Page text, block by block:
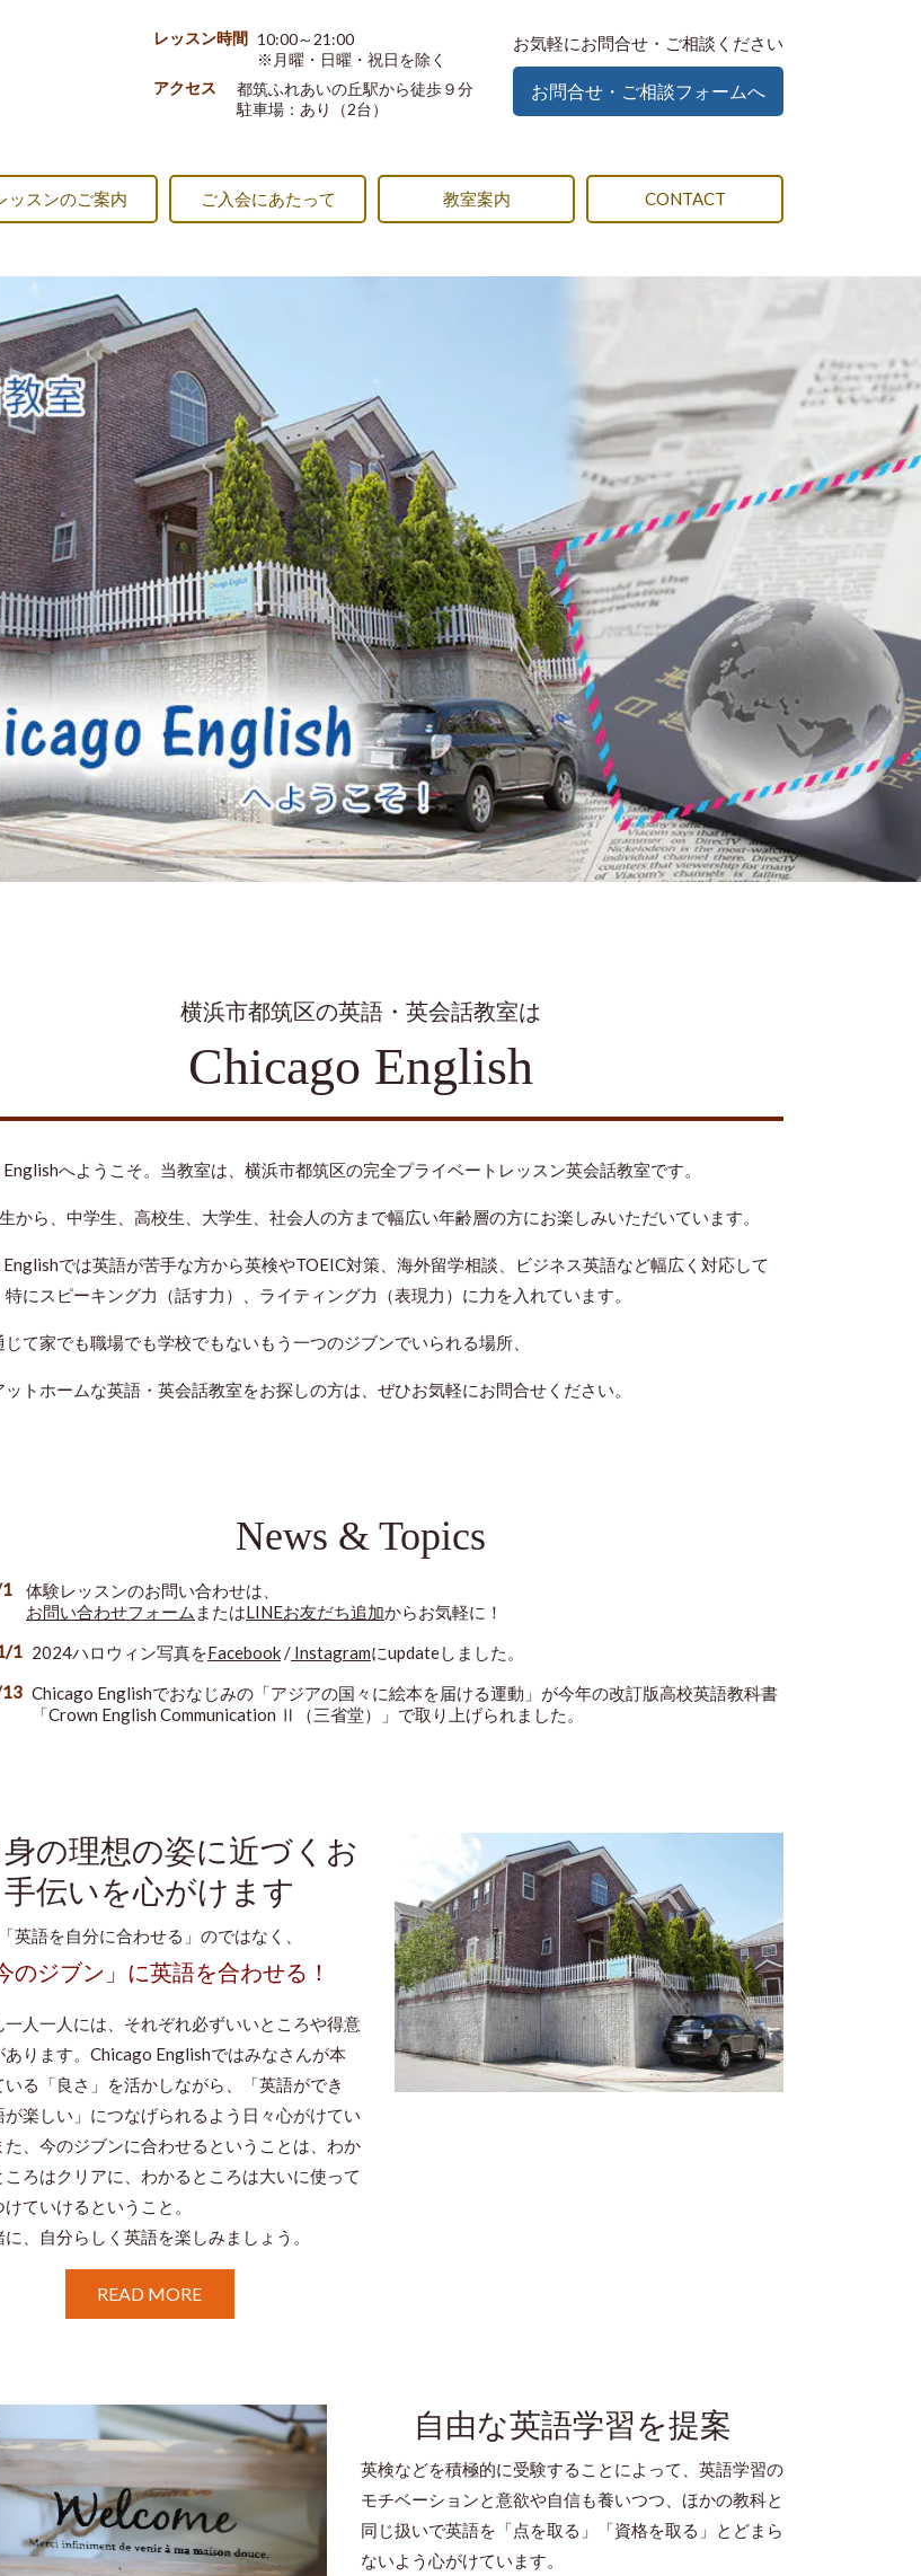
レッスン時間 10:00～21:00
※月曜・日曜・祝日を除く
アクセス
都筑ふれあいの丘駅から徒歩９分
駐車場：あり（2台）
お気軽にお問合せ・ご相談ください
お問合せ・ご相談フォームへ
ッスンのご案内 ご入会にあたって 教室案内 CONTACT
横浜市都筑区の英語・英会話教室は
Chicago English
へようこそ。当教室は、横浜市都筑区の完全プライベートレッスン英会話教室です。
から、中学生、高校生、大学生、社会人の方まで幅広い年齢層の方にお楽しみいただいています。
では英語が苦手な方から英検やTOEIC対策、海外留学相談、ビジネス英語など幅広く対応して
特にスピーキング力（話す力）、ライティング力（表現力）に力を入れています。
て家でも職場でも学校でもないもう一つのジブンでいられる場所、
ットホームな英語・英会話教室をお探しの方は、ぜひお気軽にお問合せください。
News & Topics
体験レッスンのお問い合わせは、
お問い合わせフォーム またはLINEお友だち追加からお気軽に！
1 2024ハロウィン写真をFacebook/ Instagramにupdateしました。
Chicago Englishでおなじみの「アジアの国々に絵本を届ける運動」が今年の改訂版高校英語教科書
「Crown English Communication Ⅱ（三省堂）」で取り上げられました。
の理想の姿に近づくお
手伝いを心がけます
「英語を自分に合わせる」のではなく、
のジブン」に英語を合わせる！
一人一人には、それぞれ必ずいいところや得意
あります。Chicago Englishではみなさんが本
いる「良さ」を活かしながら、「英語ができ
が楽しい」につなげられるよう日々心がけてい
た、今のジブンに合わせるということは、わか
ころはクリアに、わかるところは大いに使って
けていけるということ。
、自分らしく英語を楽しみましょう。
READ MORE
自由な英語学習を提案
英検などを積極的に受験することによって、英語学習の
モチベーションと意欲や自信も養いつつ、ほかの教科と
同じ扱いで英語を「点を取る」「資格を取る」とどまら
ないよう心がけています。